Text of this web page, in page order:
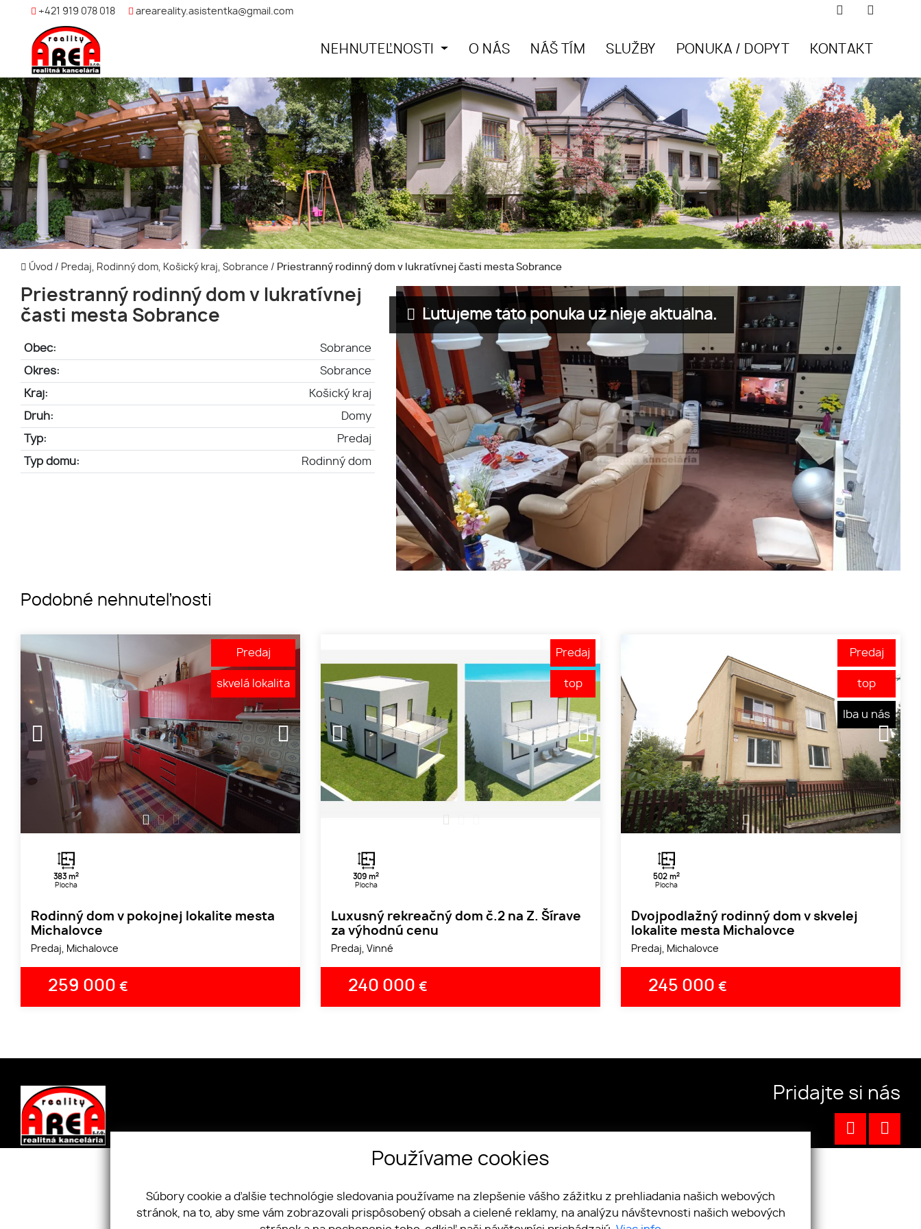
+421 919 078 018 areareality.asistentka@gmail.com
NEHNUTEĽNOSTI O NÁS NÁŠ TÍM SLUŽBY PONUKA / DOPYT KONTAKT
Úvod / Predaj, Rodinný dom, Košický kraj, Sobrance / Priestranný rodinný dom v lukratívnej časti mesta Sobrance
Priestranný rodinný dom v lukratívnej
časti mesta Sobrance
Obec: Sobrance
Okres: Sobrance
Kraj: Košický kraj
Druh: Domy
Typ: Predaj
Typ domu: Rodinný dom
Ľutujeme táto ponuka už nieje aktuálna.
Podobné nehnuteľnosti
1 2 3
383 m2
Plocha
Rodinný dom v pokojnej lokalite mesta
Michalovce
Predaj, Michalovce
259 000 €
Predaj
skvelá lokalita
309 m2
Plocha
Luxusný rekreačný dom č.2 na Z. Šírave
za výhodnú cenu
Predaj, Vinné
240 000 €
Predaj
top
1 2 3
502 m2
Plocha
Dvojpodlažný rodinný dom v skvelej
lokalite mesta Michalovce
Predaj, Michalovce
245 000 €
Predaj
top
Iba u nás
Cookies
GDPR
071 01, Slovensko
+421 919 078 018
areareality.asistentka@gmail.com
Pridajte si nás
Používame cookies
Súbory cookie a ďalšie technológie sledovania používame na zlepšenie vášho zážitku z prehliadania našich webových
stránok, na to, aby sme vám zobrazovali prispôsobený obsah a cielené reklamy, na analýzu návštevnosti našich webových